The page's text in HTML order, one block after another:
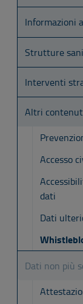
Informazioni
Strutture
Interventi
Altri
Accesso
dati
Dati
Dati non più